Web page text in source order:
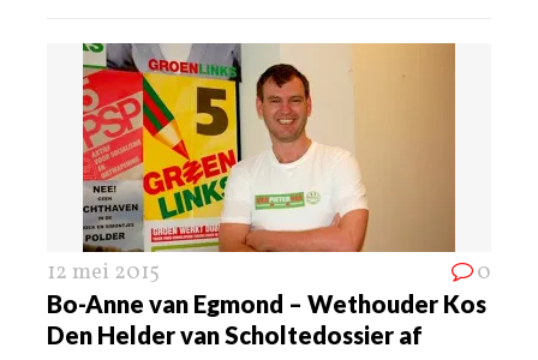
12 mei 2015 0
Bo-Anne van Egmond – Wethouder Kos
Den Helder van Scholtedossier af